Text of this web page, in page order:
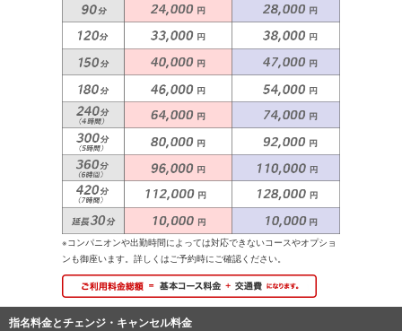
※コンパニオンや出勤時間によっては対応できないコースやオプショ
ンも御座います。詳しくはご予約時にご確認ください。
指名料金とチェンジ・キャンセル料金